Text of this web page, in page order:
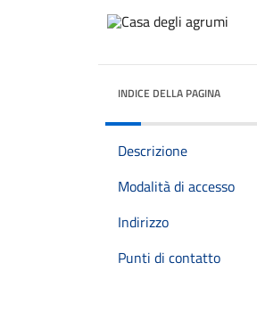
INDICE DELLA PAGINA
Descrizione
Modalità di accesso
Indirizzo
Punti di contatto